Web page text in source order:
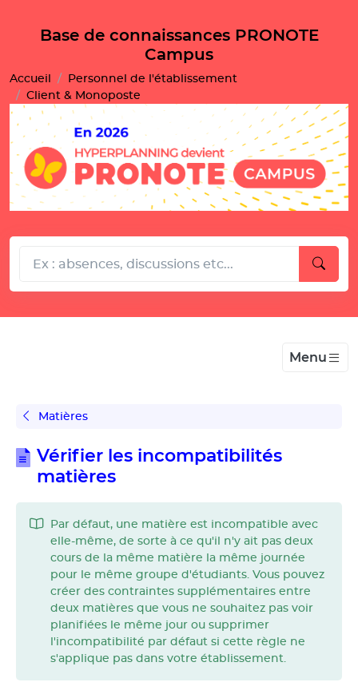
Base de connaissances PRONOTE
Campus
Accueil
Personnel de l'établissement
Client & Monoposte
Menu
Matières
Vérifier les incompatibilités
matières
Par défaut, une matière est incompatible avec
elle-même, de sorte à ce qu'il n'y ait pas deux
cours de la même matière la même journée
pour le même groupe d'étudiants. Vous pouvez
créer des contraintes supplémentaires entre
deux matières que vous ne souhaitez pas voir
planifiées le même jour ou supprimer
l'incompatibilité par défaut si cette règle ne
s'applique pas dans votre établissement.